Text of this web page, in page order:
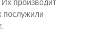
производит
послужили